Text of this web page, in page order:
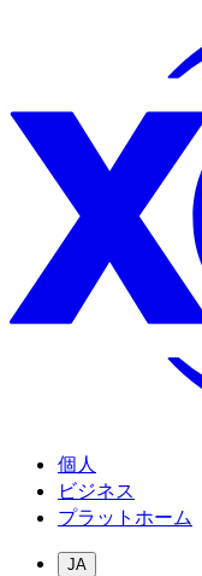
個人
ビジネス
プラットホーム
JA